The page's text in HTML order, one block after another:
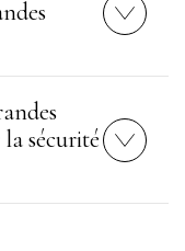
sécurité